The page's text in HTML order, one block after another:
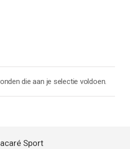
die aan je selectie voldoen.
Sport